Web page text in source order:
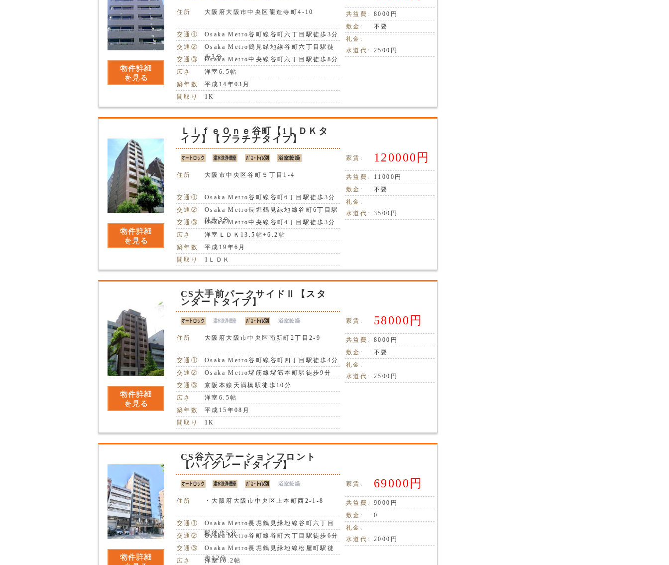
住所 大阪府大阪市中央区龍造寺町4-10
交通①
Osaka Metro谷町線谷町六丁目駅徒歩3分
交通②
Osaka Metro鶴見緑地線谷町六丁目駅徒
歩3分
交通③
Osaka Metro中央線谷町六丁目駅徒歩8分
広さ
洋室6.5帖
築年数
平成14年03月
間取り
1K
共益費:
8000円
敷金:
不要
礼金:
水道代:
2500円
ＬｉｆｅＯｎｅ谷町【1ＬＤＫタ
イプ】【プラチナタイプ】
住所 大阪市中央区谷町５丁目1-4
交通①
Osaka Metro谷町線谷町6丁目駅徒歩3分
交通②
Osaka Metro長堀鶴見緑地線谷町6丁目駅
徒歩3分
交通③
Osaka Metro中央線谷町4丁目駅徒歩3分
広さ
洋室ＬＤＫ13.5帖+6.2帖
築年数
平成19年6月
間取り
1ＬＤＫ
家賃: 120000円
共益費:
11000円
敷金:
不要
礼金:
水道代:
3500円
CS大手前パークサイドⅡ【スタ
ンダートタイプ】
住所 大阪府大阪市中央区南新町2丁目2-9
交通①
Osaka Metro谷町線谷町四丁目駅徒歩4分
交通②
Osaka Metro堺筋線堺筋本町駅徒歩9分
交通③
京阪本線天満橋駅徒歩10分
広さ
洋室6.5帖
築年数
平成15年08月
間取り
1K
家賃: 58000円
共益費:
8000円
敷金:
不要
礼金:
水道代:
2500円
CS谷六ステーションフロント
【ハイグレードタイプ】
住所 ・大阪府大阪市中央区上本町西2-1-8
交通①
Osaka Metro長堀鶴見緑地線谷町六丁目
駅徒歩5分
交通②
Osaka Metro谷町線谷町六丁目駅徒歩6分
交通③
Osaka Metro長堀鶴見緑地線松屋町駅徒
歩12分
広さ
洋室10.2帖
家賃: 69000円
共益費:
9000円
敷金:
0
礼金:
水道代:
2000円